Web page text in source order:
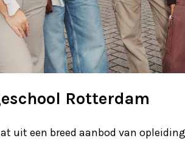
Rotterdam
uit een breed aanbod van